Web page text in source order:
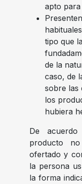
apto
tipo que
de la
caso, de
sobre las
los
hubiera
De
producto
ofertado y
la persona
la forma